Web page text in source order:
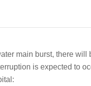
main burst, there
is expected to